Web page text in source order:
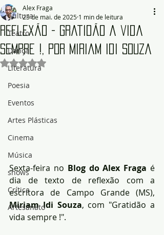
Cultura
Teatro
Dança
Literatura
Poesia
Eventos
Artes Plásticas
Cinema
Música
shows
Crítica
Artesanato
Reflexão - Gratidão a vida
sempre !, por Miriam Idi Souza
Alex Fraga
23 de mai. de 2025 1 min de leitura
Avaliado com NaN de 5 estrelas.
Sexta-feira no Blog do Alex Fraga é
dia de texto de reflexão com a
Miriam Idi Souza, com "Gratidão a
vida sempre !".